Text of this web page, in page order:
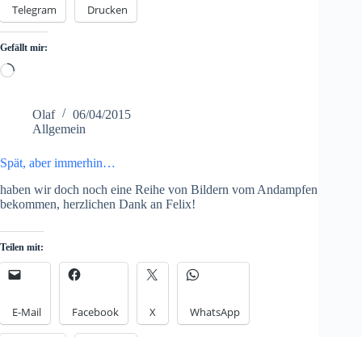
Telegram Drucken
Gefällt mir:
Loading…
Olaf
06/04/2015
Allgemein
Spät, aber immerhin…
haben wir doch noch eine Reihe von Bildern vom Andampfen
bekommen, herzlichen Dank an Felix!
Teilen mit:
E-Mail Facebook X WhatsApp